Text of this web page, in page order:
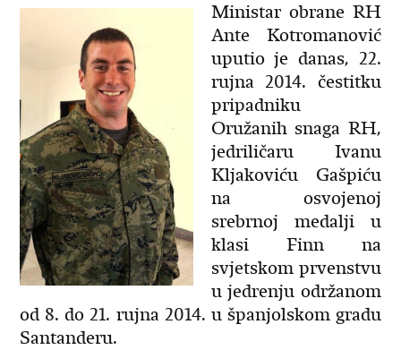
Ministar obrane RH
Ante Kotromanović
uputio je danas, 22.
rujna 2014. čestitku
pripadniku
Oružanih snaga RH,
jedriličaru Ivanu
Kljakoviću Gašpiću
na osvojenoj
srebrnoj medalji u
klasi Finn na
svjetskom prvenstvu
u jedrenju održanom
od 8. do 21. rujna 2014. u španjolskom gradu
Santanderu.